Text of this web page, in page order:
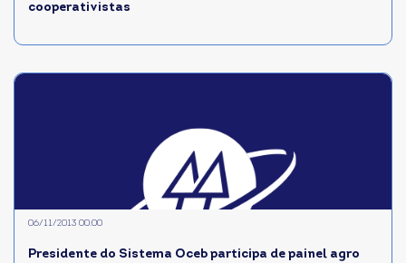
cooperativistas
Presidente do Sistema Oceb participa de painel agro
06/11/2013 00:00